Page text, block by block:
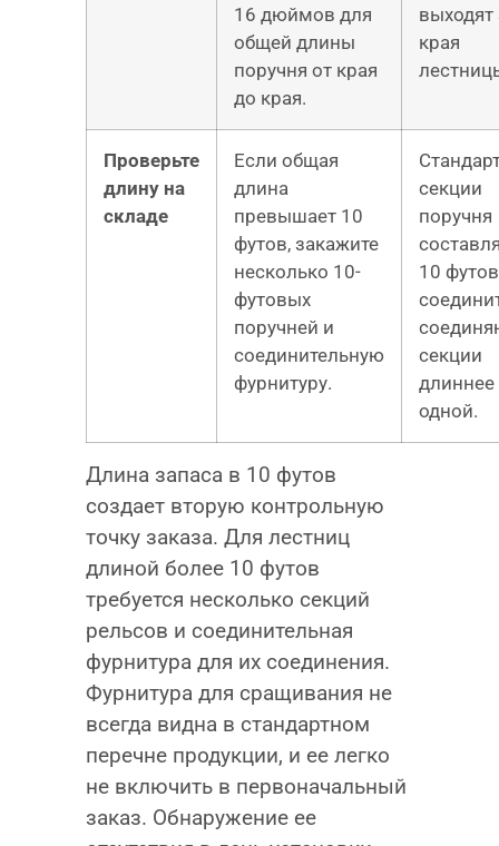
16 дюймов для
общей длины
поручня от края
до края.
выходят
края
Проверьте
длину на
складе
Если общая
длина
превышает 10
футов, закажите
несколько 10-
футовых
поручней и
соединительную
фурнитуру.
секции
поручня
10
секции
длиннее
одной.
Длина запаса в 10 футов
создает вторую контрольную
точку заказа. Для лестниц
длиной более 10 футов
требуется несколько секций
рельсов и соединительная
фурнитура для их соединения.
Фурнитура для сращивания не
всегда видна в стандартном
перечне продукции, и ее легко
не включить в первоначальный
заказ. Обнаружение ее